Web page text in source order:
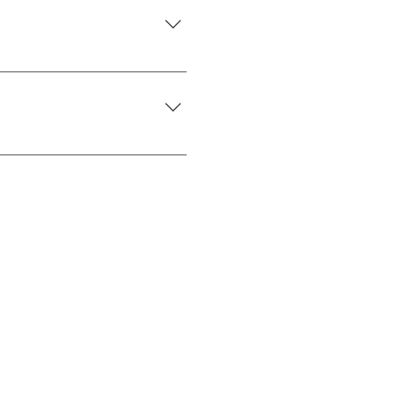
Dias Da Silva (sie/
Mujica Alfonzo
Schutzsuchende
+49 361 60 24 39 22